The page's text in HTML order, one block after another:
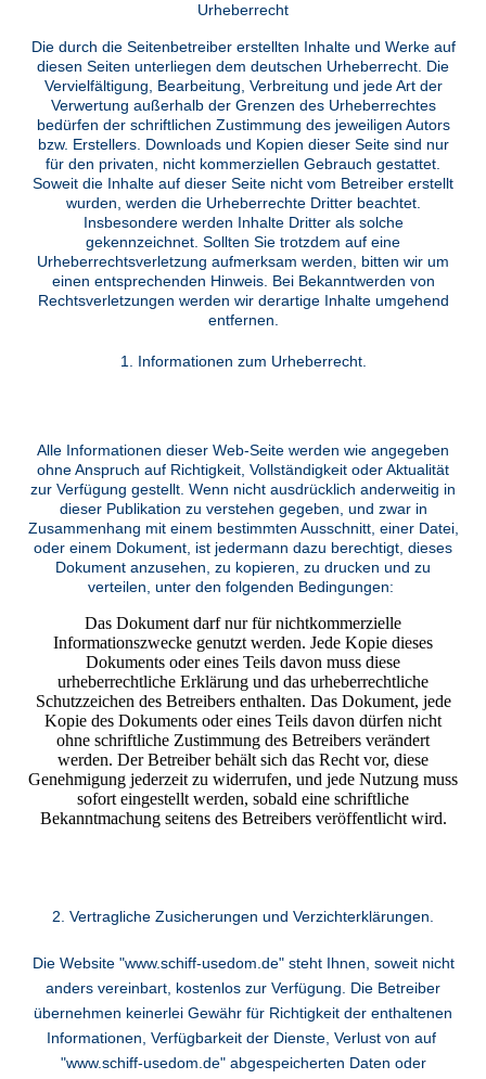
Urheberrecht
Die durch die Seitenbetreiber erstellten Inhalte und Werke auf
diesen Seiten unterliegen dem deutschen Urheberrecht. Die
Vervielfältigung, Bearbeitung, Verbreitung und jede Art der
Verwertung außerhalb der Grenzen des Urheberrechtes
bedürfen der schriftlichen Zustimmung des jeweiligen Autors
bzw. Erstellers. Downloads und Kopien dieser Seite sind nur
für den privaten, nicht kommerziellen Gebrauch gestattet.
Soweit die Inhalte auf dieser Seite nicht vom Betreiber erstellt
wurden, werden die Urheberrechte Dritter beachtet.
Insbesondere werden Inhalte Dritter als solche
gekennzeichnet. Sollten Sie trotzdem auf eine
Urheberrechtsverletzung aufmerksam werden, bitten wir um
einen entsprechenden Hinweis. Bei Bekanntwerden von
Rechtsverletzungen werden wir derartige Inhalte umgehend
entfernen.
1. Informationen zum Urheberrecht.
Alle Informationen dieser Web-Seite werden wie angegeben
ohne Anspruch auf Richtigkeit, Vollständigkeit oder Aktualität
zur Verfügung gestellt. Wenn nicht ausdrücklich anderweitig in
dieser Publikation zu verstehen gegeben, und zwar in
Zusammenhang mit einem bestimmten Ausschnitt, einer Datei,
oder einem Dokument, ist jedermann dazu berechtigt, dieses
Dokument anzusehen, zu kopieren, zu drucken und zu
verteilen, unter den folgenden Bedingungen:
Das Dokument darf nur für nichtkommerzielle
Informationszwecke genutzt werden. Jede Kopie dieses
Dokuments oder eines Teils davon muss diese
urheberrechtliche Erklärung und das urheberrechtliche
Schutzzeichen des Betreibers enthalten. Das Dokument, jede
Kopie des Dokuments oder eines Teils davon dürfen nicht
ohne schriftliche Zustimmung des Betreibers verändert
werden. Der Betreiber behält sich das Recht vor, diese
Genehmigung jederzeit zu widerrufen, und jede Nutzung muss
sofort eingestellt werden, sobald eine schriftliche
Bekanntmachung seitens des Betreibers veröffentlicht wird.
2. Vertragliche Zusicherungen und Verzichterklärungen.
Die Website "www.schiff-usedom.de" steht Ihnen, soweit nicht
anders vereinbart, kostenlos zur Verfügung. Die Betreiber
übernehmen keinerlei Gewähr für Richtigkeit der enthaltenen
Informationen, Verfügbarkeit der Dienste, Verlust von auf
"www.schiff-usedom.de" abgespeicherten Daten oder